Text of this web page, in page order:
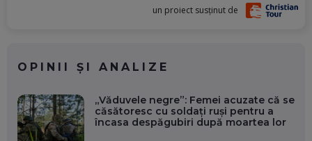
un proiect susținut de
OPINII ȘI ANALIZE
„Văduvele negre”: Femei acuzate că se
căsătoresc cu soldați ruși pentru a
încasa despăgubiri după moartea lor